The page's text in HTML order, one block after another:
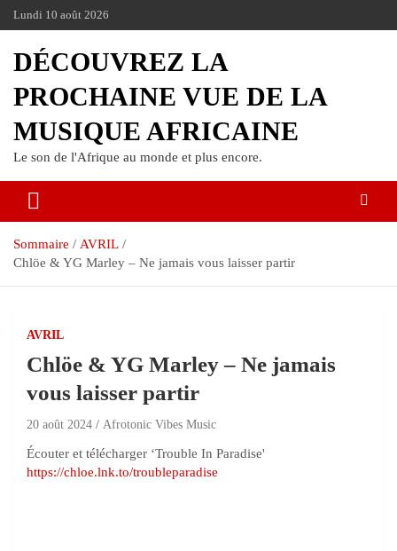
Lundi 10 août 2026
DÉCOUVREZ LA
PROCHAINE VUE DE LA
MUSIQUE AFRICAINE
Le son de l'Afrique au monde et plus encore.
Sommaire
AVRIL
Chlöe & YG Marley – Ne jamais vous laisser partir
AVRIL
Chlöe & YG Marley – Ne jamais
vous laisser partir
20 août 2024 Afrotonic Vibes Music
Écouter et télécharger ‘Trouble In Paradise'
https://chloe.lnk.to/troubleparadise